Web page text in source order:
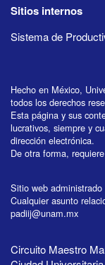
Sitios internos
Sistema de
Hecho en México,
todos los derechos
Esta página y sus
lucrativos, siempre y
dirección electrónica.
De otra forma,
Sitio web
Cualquier asunto
padiij@unam.mx
Circuito Maestro